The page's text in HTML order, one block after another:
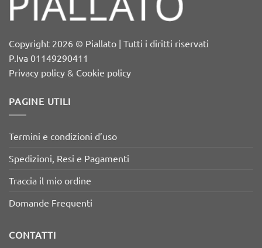
Copyright 2026 © Piallato | Tutti i diritti riservati
P.Iva 01149290411
Privacy policy & Cookie policy
PAGINE UTILI
Termini e condizioni d’uso
Spedizioni, Resi e Pagamenti
Traccia il mio ordine
Domande Frequenti
CONTATTI